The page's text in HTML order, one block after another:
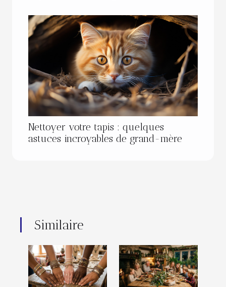
Nettoyer votre tapis : quelques
astuces incroyables de grand-mère
Similaire